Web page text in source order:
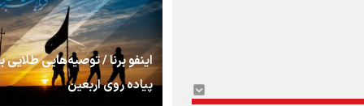
اشک
جمله‌ای که بغض
را شکست؛ «آهای مردم،
تهران رفتند»
اینفو برنا / توصیه‌هایی طلایی
پیاده روی اربعین